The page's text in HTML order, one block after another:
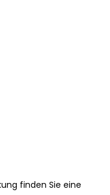
finden Sie eine